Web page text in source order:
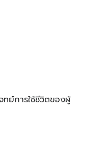
ทย์การใช้ชีวิตของผู้